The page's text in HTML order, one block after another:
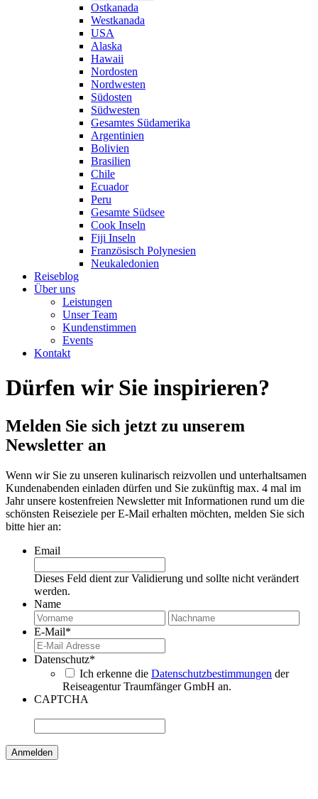
Ostkanada
Westkanada
USA
Alaska
Hawaii
Nordosten
Nordwesten
Südosten
Südwesten
Gesamtes Südamerika
Argentinien
Bolivien
Brasilien
Chile
Ecuador
Peru
Gesamte Südsee
Cook Inseln
Fiji Inseln
Französisch Polynesien
Neukaledonien
Reiseblog
Über uns
Leistungen
Unser Team
Kundenstimmen
Events
Kontakt
Dürfen wir Sie inspirieren?
Melden Sie sich jetzt zu unserem
Newsletter an
Wenn wir Sie zu unseren kulinarisch reizvollen und unterhaltsamen
Kundenabenden einladen dürfen und Sie zukünftig max. 4 mal im
Jahr unsere kostenfreien Newsletter mit Informationen rund um die
schönsten Reiseziele per E-Mail erhalten möchten, melden Sie sich
bitte hier an:
Email
Dieses Feld dient zur Validierung und sollte nicht verändert
werden.
Name
Vorname
E-Mail*
Datenschutz*
Ich erkenne die Datenschutzbestimmungen der
Reiseagentur Traumfänger GmbH an.
CAPTCHA
Kundenbewertungen und Erfahrungen zu